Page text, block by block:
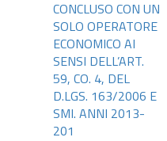
CONCLUSO CON UN
SOLO OPERATORE
ECONOMICO AI
SENSI DELL’ART.
59, CO. 4, DEL
D.LGS. 163/2006 E
SMI. ANNI 2013-
201